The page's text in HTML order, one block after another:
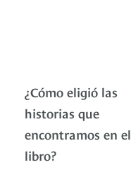
¿Cómo eligió las
historias que
encontramos en el
libro?